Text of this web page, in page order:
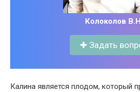
Колоколов
✚ Задать
Калина является плодом, который